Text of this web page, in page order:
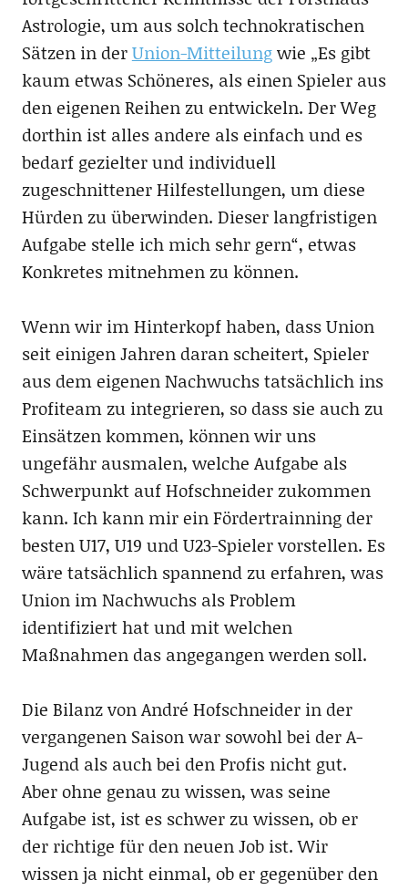
Astrologie, um aus solch technokratischen
Sätzen in derUnion-Mitteilungwie „Es gibt
kaum etwas Schöneres, als einen Spieler aus
den eigenen Reihen zu entwickeln. Der Weg
dorthin ist alles andere als einfach und es
bedarf gezielter und individuell
zugeschnittener Hilfestellungen, um diese
Hürden zu überwinden. Dieser langfristigen
Aufgabe stelle ich mich sehr gern“, etwas
Konkretes mitnehmen zu können.
Wenn wir im Hinterkopf haben, dass Union
seit einigen Jahren daran scheitert, Spieler
aus dem eigenen Nachwuchs tatsächlich ins
Profiteam zu integrieren, so dass sie auch zu
Einsätzen kommen, können wir uns
ungefähr ausmalen, welche Aufgabe als
Schwerpunkt auf Hofschneider zukommen
kann. Ich kann mir ein Fördertrainning der
besten U17, U19 und U23-Spieler vorstellen. Es
wäre tatsächlich spannend zu erfahren, was
Union im Nachwuchs als Problem
identifiziert hat und mit welchen
Maßnahmen das angegangen werden soll.
Die Bilanz von André Hofschneider in der
vergangenen Saison war sowohl bei der A-
Jugend als auch bei den Profis nicht gut.
Aber ohne genau zu wissen, was seine
Aufgabe ist, ist es schwer zu wissen, ob er
der richtige für den neuen Job ist. Wir
wissen ja nicht einmal, ob er gegenüber den